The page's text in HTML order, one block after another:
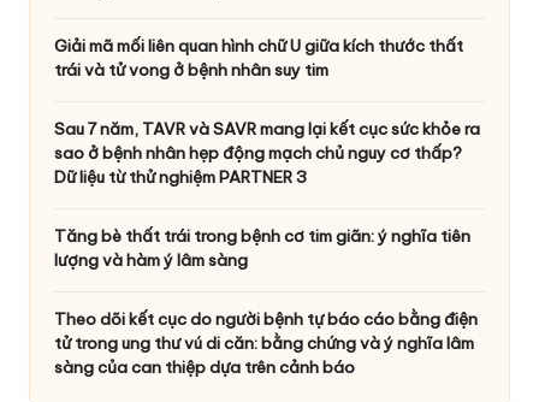
Giải mã mối liên quan hình chữ U giữa kích thước thất
trái và tử vong ở bệnh nhân suy tim
Sau 7 năm, TAVR và SAVR mang lại kết cục sức khỏe ra
sao ở bệnh nhân hẹp động mạch chủ nguy cơ thấp?
Dữ liệu từ thử nghiệm PARTNER 3
Tăng bè thất trái trong bệnh cơ tim giãn: ý nghĩa tiên
lượng và hàm ý lâm sàng
Theo dõi kết cục do người bệnh tự báo cáo bằng điện
tử trong ung thư vú di căn: bằng chứng và ý nghĩa lâm
sàng của can thiệp dựa trên cảnh báo